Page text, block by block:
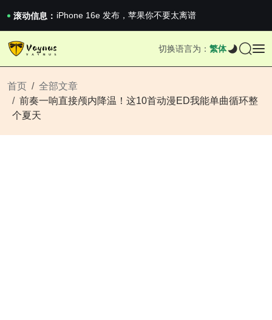
滚动信息： 2026澳网男单收官：全满贯对上全满亚，德约...
《巅峰守卫 Highguard》正式上线，官...
iPhone 16e 发布，苹果你不要太离谱
iPhone 16e 发布，苹果你不要太离谱
切换语言为： 繁体
首页
全部文章
前奏一响直接颅内降温！这10首动漫ED我能单曲循环整
个夏天